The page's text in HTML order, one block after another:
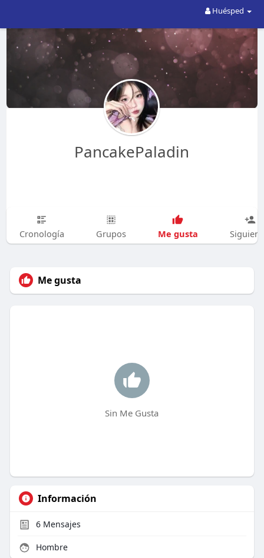
Huésped
PancakePaladin
Cronología Grupos Me gusta
Me gusta
Sin Me Gusta
Información
6Mensajes
Hombre